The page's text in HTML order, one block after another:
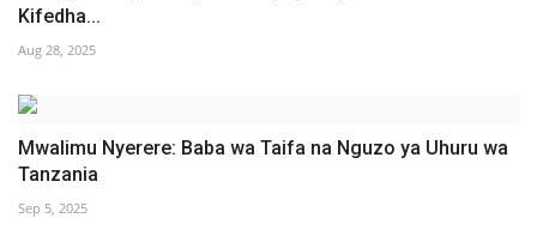
Kifedha...
Aug 28, 2025
Mwalimu Nyerere: Baba wa Taifa na Nguzo ya Uhuru wa
Tanzania
Sep 5, 2025